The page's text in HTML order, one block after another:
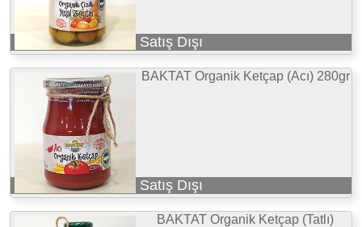
Satış Dışı
BAKTAT Organik Ketçap (Acı) 280gr
Satış Dışı
BAKTAT Organik Ketçap (Tatlı)